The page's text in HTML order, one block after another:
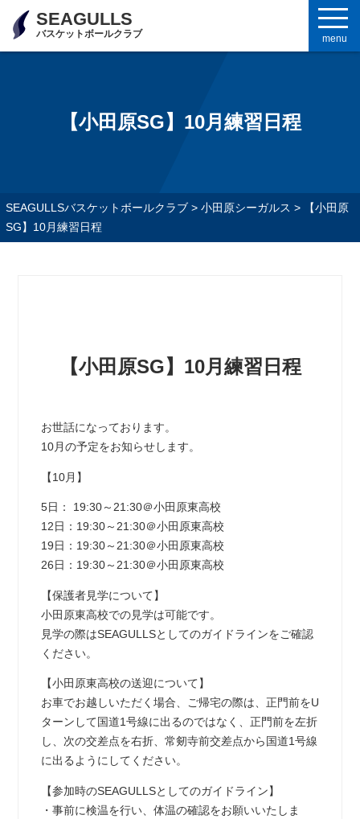
SEAGULLS
バスケットボールクラブ menu
【小田原SG】10月練習日程
SEAGULLSバスケットボールクラブ> 小田原シーガルス >
【小田原
SG】10月練習日程
【小田原SG】10月練習日程
お世話になっております。
10月の予定をお知らせします。
【10月】
5日： 19:30～21:30＠小田原東高校
12日：19:30～21:30＠小田原東高校
19日：19:30～21:30＠小田原東高校
26日：19:30～21:30＠小田原東高校
【保護者見学について】
小田原東高校での見学は可能です。
見学の際はSEAGULLSとしてのガイドラインをご確認
ください。
【小田原東高校の送迎について】
お車でお越しいただく場合、ご帰宅の際は、正門前をU
ターンして国道1号線に出るのではなく、正門前を左折
し、次の交差点を右折、常剱寺前交差点から国道1号線
に出るようにしてください。
【参加時のSEAGULLSとしてのガイドライン】
・事前に検温を行い、体温の確認をお願いいたしま